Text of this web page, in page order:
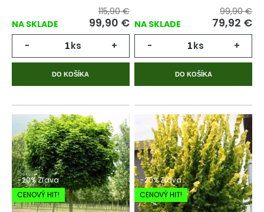
NA SKLADE
115,90 €
99,90 €
- ks +
DO KOŠÍKA
NA SKLADE
99,90 €
79,92 €
- ks +
DO KOŠÍKA
-20% Zľava
CENOVÝ HIT!
-20% Zľava
CENOVÝ HIT!